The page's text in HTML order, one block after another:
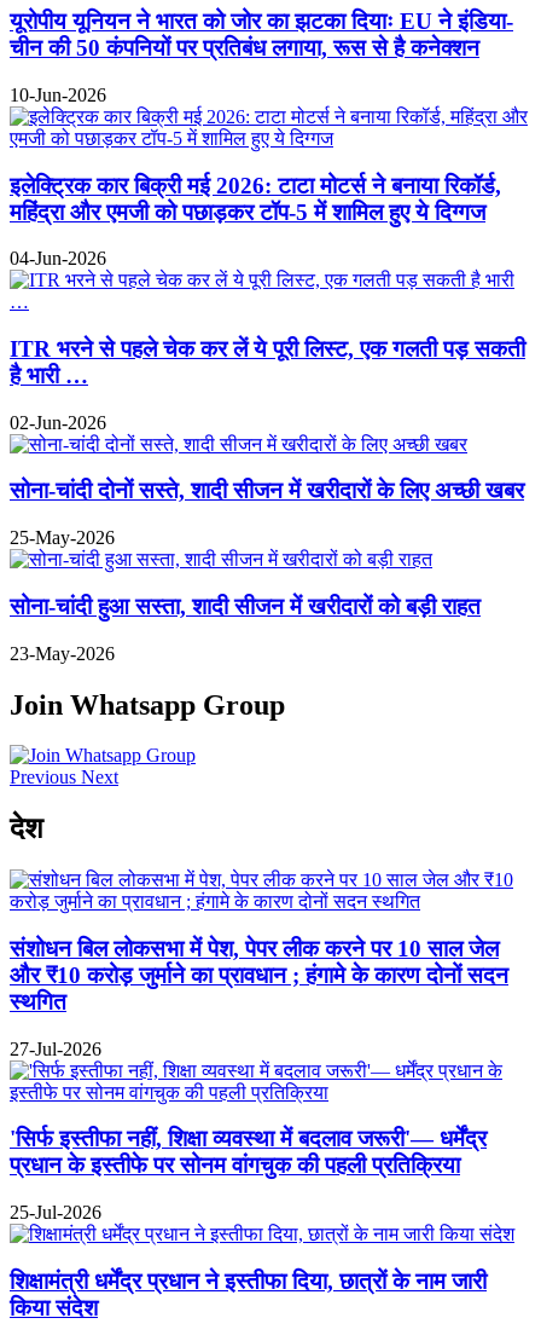
यूरोपीय यूनियन ने भारत को जोर का झटका दियाः EU ने इंडिया-
चीन की 50 कंपनियों पर प्रतिबंध लगाया, रूस से है कनेक्शन
10-Jun-2026
इलेक्ट्रिक कार बिक्री मई 2026: टाटा मोटर्स ने बनाया रिकॉर्ड,
महिंद्रा और एमजी को पछाड़कर टॉप-5 में शामिल हुए ये दिग्गज
04-Jun-2026
ITR भरने से पहले चेक कर लें ये पूरी लिस्ट, एक गलती पड़ सकती
है भारी …
02-Jun-2026
सोना-चांदी दोनों सस्ते, शादी सीजन में खरीदारों के लिए अच्छी खबर
25-May-2026
सोना-चांदी हुआ सस्ता, शादी सीजन में खरीदारों को बड़ी राहत
23-May-2026
Join Whatsapp Group
Previous Next
देश
संशोधन बिल लोकसभा में पेश, पेपर लीक करने पर 10 साल जेल
और ₹10 करोड़ जुर्माने का प्रावधान ; हंगामे के कारण दोनों सदन
स्थगित
27-Jul-2026
'सिर्फ इस्तीफा नहीं, शिक्षा व्यवस्था में बदलाव जरूरी'— धर्मेंद्र
प्रधान के इस्तीफे पर सोनम वांगचुक की पहली प्रतिक्रिया
25-Jul-2026
शिक्षामंत्री धर्मेंद्र प्रधान ने इस्तीफा दिया, छात्रों के नाम जारी
किया संदेश